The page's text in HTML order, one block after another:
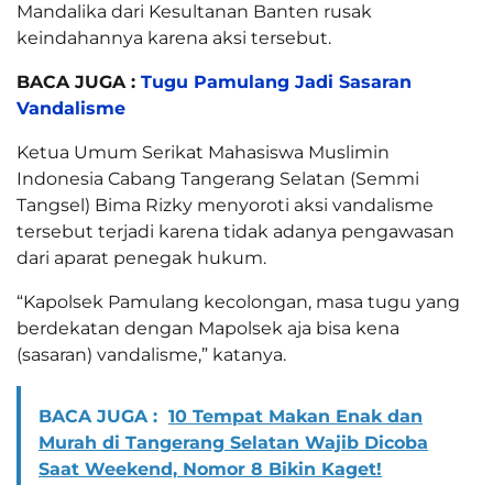
Mandalika dari Kesultanan Banten rusak
keindahannya karena aksi tersebut.
BACA JUGA : Tugu Pamulang Jadi Sasaran
Vandalisme
Ketua Umum Serikat Mahasiswa Muslimin
Indonesia Cabang Tangerang Selatan (Semmi
Tangsel) Bima Rizky menyoroti aksi vandalisme
tersebut terjadi karena tidak adanya pengawasan
dari aparat penegak hukum.
“Kapolsek Pamulang kecolongan, masa tugu yang
berdekatan dengan Mapolsek aja bisa kena
(sasaran) vandalisme,” katanya.
BACA JUGA : 10 Tempat Makan Enak dan
Murah di Tangerang Selatan Wajib Dicoba
Saat Weekend, Nomor 8 Bikin Kaget!